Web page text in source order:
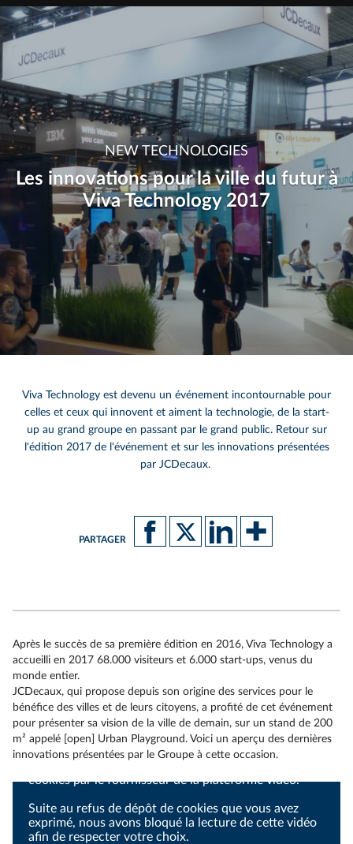
NEW TECHNOLOGIES
Les innovations pour la ville du futur à
Viva Technology 2017
Viva Technology est devenu un événement incontournable pour
celles et ceux qui innovent et aiment la technologie, de la start-
up au grand groupe en passant par le grand public. Retour sur
l'édition 2017 de l'événement et sur les innovations présentées
par JCDecaux.
PARTAGER
Après le succès de sa première édition en 2016, Viva Technology a
accueilli en 2017 68.000 visiteurs et 6.000 start-ups, venus du
monde entier.
JCDecaux, qui propose depuis son origine des services pour le
bénéfice des villes et de leurs citoyens, a profité de cet événement
pour présenter sa vision de la ville de demain, sur un stand de 200
m² appelé [open] Urban Playground. Voici un aperçu des dernières
innovations présentées par le Groupe à cette occasion.
cookies par le fournisseur de la plateforme vidéo.
Suite au refus de dépôt de cookies que vous avez
exprimé, nous avons bloqué la lecture de cette vidéo
afin de respecter votre choix.